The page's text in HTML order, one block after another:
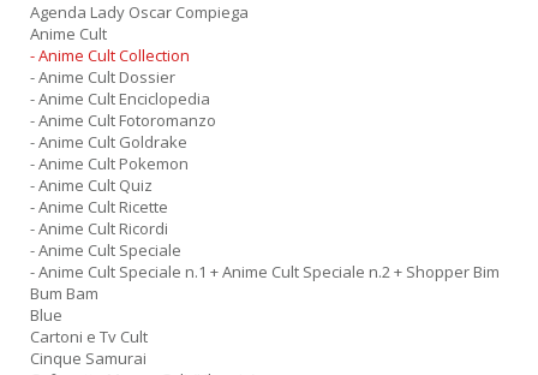
Agenda Lady Oscar Compiega
Anime Cult
- Anime Cult Collection
- Anime Cult Dossier
- Anime Cult Enciclopedia
- Anime Cult Fotoromanzo
- Anime Cult Goldrake
- Anime Cult Pokemon
- Anime Cult Quiz
- Anime Cult Ricette
- Anime Cult Ricordi
- Anime Cult Speciale
- Anime Cult Speciale n.1 + Anime Cult Speciale n.2 + Shopper Bim
Bum Bam
Blue
Cartoni e Tv Cult
Cinque Samurai